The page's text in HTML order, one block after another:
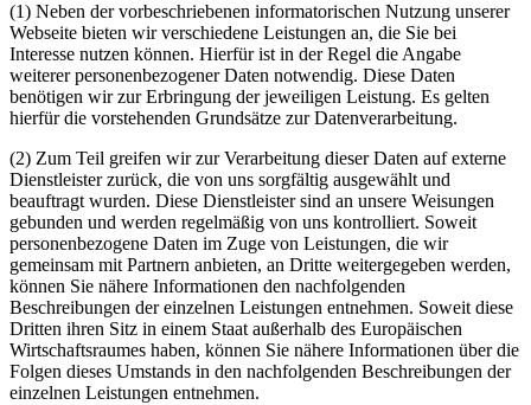
(1) Neben der vorbeschriebenen informatorischen Nutzung unserer
Webseite bieten wir verschiedene Leistungen an, die Sie bei
Interesse nutzen können. Hierfür ist in der Regel die Angabe
weiterer personenbezogener Daten notwendig. Diese Daten
benötigen wir zur Erbringung der jeweiligen Leistung. Es gelten
hierfür die vorstehenden Grundsätze zur Datenverarbeitung.
(2) Zum Teil greifen wir zur Verarbeitung dieser Daten auf externe
Dienstleister zurück, die von uns sorgfältig ausgewählt und
beauftragt wurden. Diese Dienstleister sind an unsere Weisungen
gebunden und werden regelmäßig von uns kontrolliert. Soweit
personenbezogene Daten im Zuge von Leistungen, die wir
gemeinsam mit Partnern anbieten, an Dritte weitergegeben werden,
können Sie nähere Informationen den nachfolgenden
Beschreibungen der einzelnen Leistungen entnehmen. Soweit diese
Dritten ihren Sitz in einem Staat außerhalb des Europäischen
Wirtschaftsraumes haben, können Sie nähere Informationen über die
Folgen dieses Umstands in den nachfolgenden Beschreibungen der
einzelnen Leistungen entnehmen.